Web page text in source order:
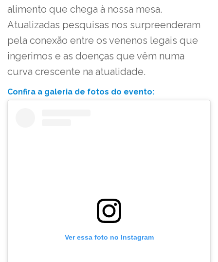
alimento que chega à nossa mesa.
Atualizadas pesquisas nos surpreenderam
pela conexão entre os venenos legais que
ingerimos e as doenças que vêm numa
curva crescente na atualidade.
Confira a galeria de fotos do evento:
Ver essa foto no Instagram